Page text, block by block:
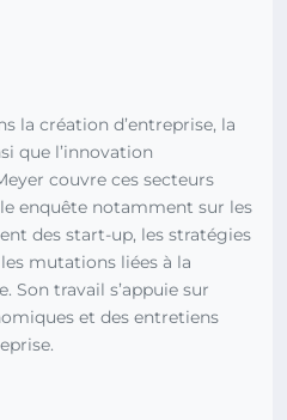
la création d’entreprise, la
que l’innovation
couvre ces secteurs
enquête notamment sur les
des start-up, les stratégies
mutations liées à la
travail s’appuie sur
et des entretiens